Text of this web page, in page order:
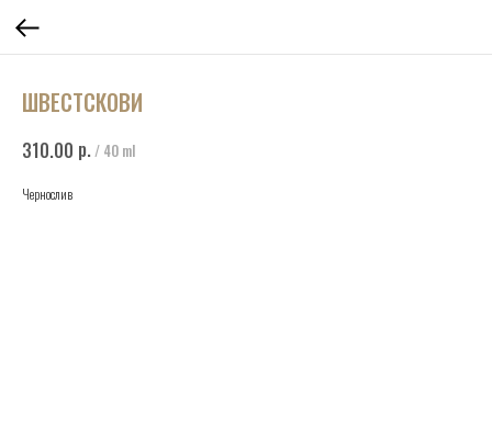
ШВЕСТСКОВИ
310.00 р./ 40 ml
Чернослив